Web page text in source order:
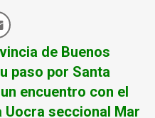
de Buenos
paso por Santa
encuentro con el
seccional Mar